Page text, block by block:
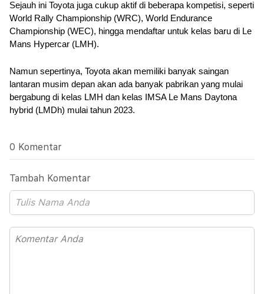
Sejauh ini Toyota juga cukup aktif di beberapa kompetisi, seperti
World Rally Championship (WRC), World Endurance
Championship (WEC), hingga mendaftar untuk kelas baru di Le
Mans Hypercar (LMH).
Namun sepertinya, Toyota akan memiliki banyak saingan
lantaran musim depan akan ada banyak pabrikan yang mulai
bergabung di kelas LMH dan kelas IMSA Le Mans Daytona
hybrid (LMDh) mulai tahun 2023.
0 Komentar
Tambah Komentar